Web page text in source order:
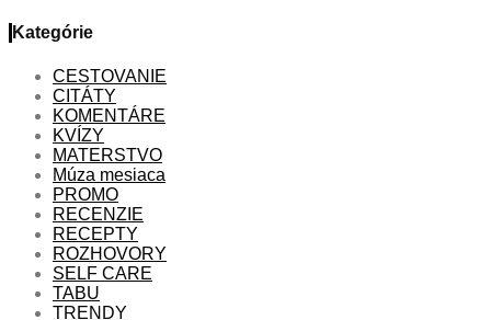
Kategórie
CESTOVANIE
CITÁTY
KOMENTÁRE
KVÍZY
MATERSTVO
Múza mesiaca
PROMO
RECENZIE
RECEPTY
ROZHOVORY
SELF CARE
TABU
TRENDY